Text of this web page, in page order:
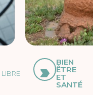
LIBRE
BIEN
ÊTRE
ET
SANTÉ